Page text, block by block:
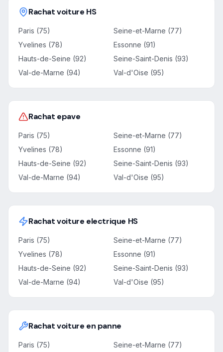
Rachat voiture HS
Paris (75)
Seine-et-Marne (77)
Yvelines (78)
Essonne (91)
Hauts-de-Seine (92)
Seine-Saint-Denis (93)
Val-de-Marne (94)
Val-d'Oise (95)
Rachat epave
Paris (75)
Seine-et-Marne (77)
Yvelines (78)
Essonne (91)
Hauts-de-Seine (92)
Seine-Saint-Denis (93)
Val-de-Marne (94)
Val-d'Oise (95)
Rachat voiture electrique HS
Paris (75)
Seine-et-Marne (77)
Yvelines (78)
Essonne (91)
Hauts-de-Seine (92)
Seine-Saint-Denis (93)
Val-de-Marne (94)
Val-d'Oise (95)
Rachat voiture en panne
Paris (75)
Seine-et-Marne (77)